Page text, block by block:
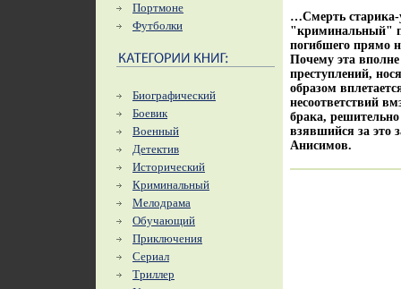
Портмоне
Футболки
Биографический
Боевик
Военный
Детектив
Исторический
Криминальный
Мелодрама
Обучающий
Приключения
Сериал
Триллер
…Смерть старика-
"криминальный"
погибшего прямо
Почему эта
преступлений,
образом
несоответствий
брака,
взявшийся за это
Анисимов.